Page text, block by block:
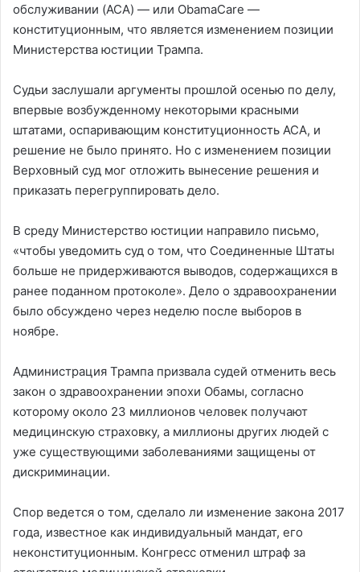
обслуживании (ACA) — или ObamaCare —
конституционным, что является изменением позиции
Министерства юстиции Трампа.
Судьи заслушали аргументы прошлой осенью по делу,
впервые возбужденному некоторыми красными
штатами, оспаривающим конституционность ACA, и
решение не было принято. Но с изменением позиции
Верховный суд мог отложить вынесение решения и
приказать перегруппировать дело.
В среду Министерство юстиции направило письмо,
«чтобы уведомить суд о том, что Соединенные Штаты
больше не придерживаются выводов, содержащихся в
ранее поданном протоколе». Дело о здравоохранении
было обсуждено через неделю после выборов в
ноябре.
Администрация Трампа призвала судей отменить весь
закон о здравоохранении эпохи Обамы, согласно
которому около 23 миллионов человек получают
медицинскую страховку, а миллионы других людей с
уже существующими заболеваниями защищены от
дискриминации.
Спор ведется о том, сделало ли изменение закона 2017
года, известное как индивидуальный мандат, его
неконституционным. Конгресс отменил штраф за